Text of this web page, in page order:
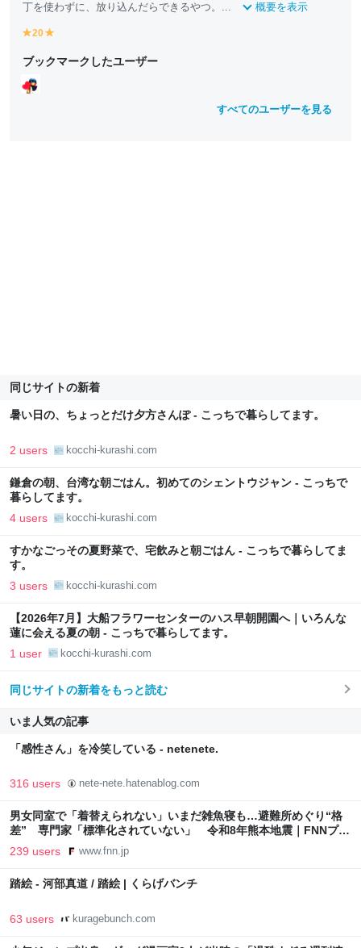
丁を使わずに、放り込んだらできるやつ。...
概要を表示
y
ll
o
w
20
ll
ブックマークしたユーザー
すべてのユーザーを見る
同じサイトの新着
暑い日の、ちょっとだけ夕方さんぽ - こっちで暮らしてます。
2 users kocchi-kurashi.com
鎌倉の朝、台湾な朝ごはん。初めてのシェントウジャン - こっちで
暮らしてます。
4 users kocchi-kurashi.com
すかなごっその夏野菜で、宅飲みと朝ごはん - こっちで暮らしてま
す。
3 users kocchi-kurashi.com
【2026年7月】大船フラワーセンターのハス早朝開園へ｜いろんな
蓮に会える夏の朝 - こっちで暮らしてます。
1 user kocchi-kurashi.com
同じサイトの新着をもっと読む
いま人気の記事
「感性さん」を冷笑している - netenete.
316 users nete-nete.hatenablog.com
男女同室で「着替えられない」いまだ雑魚寝も…避難所めぐり“格
差” 専門家「標準化されていない」 令和8年熊本地震｜FNNプラ
イムオンライン
239 users www.fnn.jp
踏絵 - 河部真道 / 踏絵 | くらげバンチ
63 users kuragebunch.com